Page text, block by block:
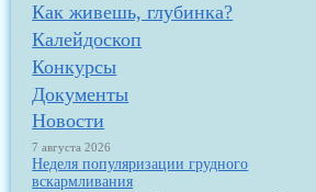
Как живешь, глубинка?
Калейдоскоп
Конкурсы
Документы
Новости
7 августа 2026
Неделя популяризации грудного
вскармливания